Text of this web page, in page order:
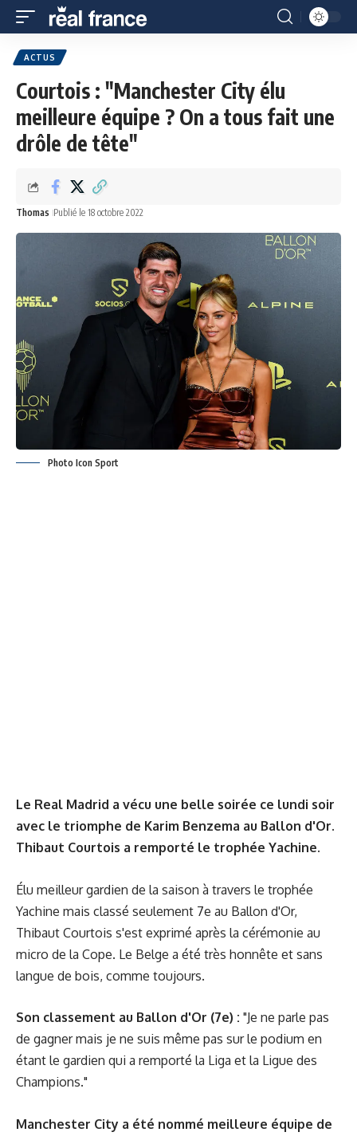
ACTUS
Courtois : "Manchester City élu
meilleure équipe ? On a tous fait une
drôle de tête"
Thomas Publié le 18 octobre 2022
Photo Icon Sport
Le Real Madrid a vécu une belle soirée ce lundi soir
avec le triomphe de Karim Benzema au Ballon d'Or.
Thibaut Courtois a remporté le trophée Yachine.
Élu meilleur gardien de la saison à travers le trophée
Yachine mais classé seulement 7e au Ballon d'Or,
Thibaut Courtois s'est exprimé après la cérémonie au
micro de la Cope. Le Belge a été très honnête et sans
langue de bois, comme toujours.
Son classement au Ballon d'Or (7e) : "Je ne parle pas
de gagner mais je ne suis même pas sur le podium en
étant le gardien qui a remporté la Liga et la Ligue des
Champions."
Manchester City a été nommé meilleure équipe de